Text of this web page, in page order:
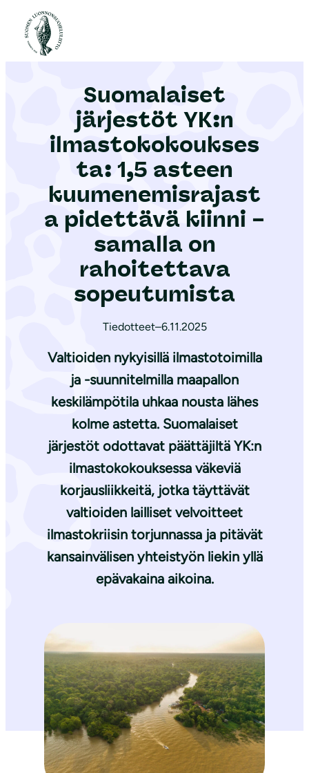
Etusivu
Suomalaiset
järjestöt YK:n
ilmastokokoukses
ta: 1,5 asteen
kuumenemisrajast
a pidettävä kiinni –
samalla on
rahoitettava
sopeutumista
Tiedotteet–6.11.2025
Valtioiden nykyisillä ilmastotoimilla
ja -suunnitelmilla maapallon
keskilämpötila uhkaa nousta lähes
kolme astetta. Suomalaiset
järjestöt odottavat päättäjiltä YK:n
ilmastokokouksessa väkeviä
korjausliikkeitä, jotka täyttävät
valtioiden lailliset velvoitteet
ilmastokriisin torjunnassa ja pitävät
kansainvälisen yhteistyön liekin yllä
epävakaina aikoina.